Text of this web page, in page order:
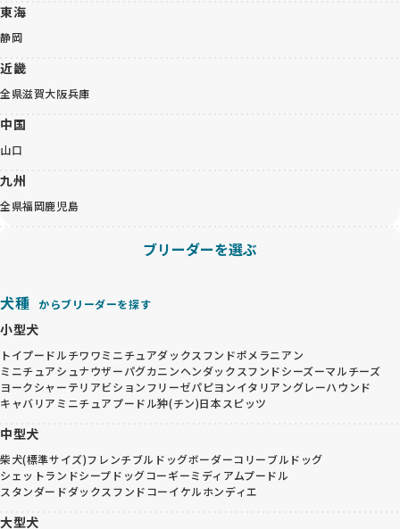
東海
静岡
近畿
全県滋賀大阪兵庫
中国
山口
九州
全県福岡鹿児島
ブリーダーを選ぶ
犬種 からブリーダーを探す
小型犬
トイプードルチワワミニチュアダックスフンドポメラニアン
ミニチュアシュナウザーパグカニンヘンダックスフンドシーズーマルチーズ
ヨークシャーテリアビションフリーゼパピヨンイタリアングレーハウンド
キャバリア ミニチュアプードル狆(チン)日本スピッツ
中型犬
柴犬(標準サイズ)フレンチブルドッグボーダーコリーブルドッグ
シェットランドシープドッグコーギーミディアムプードル
スタンダードダックスフンドコーイケルホンディエ
大型犬